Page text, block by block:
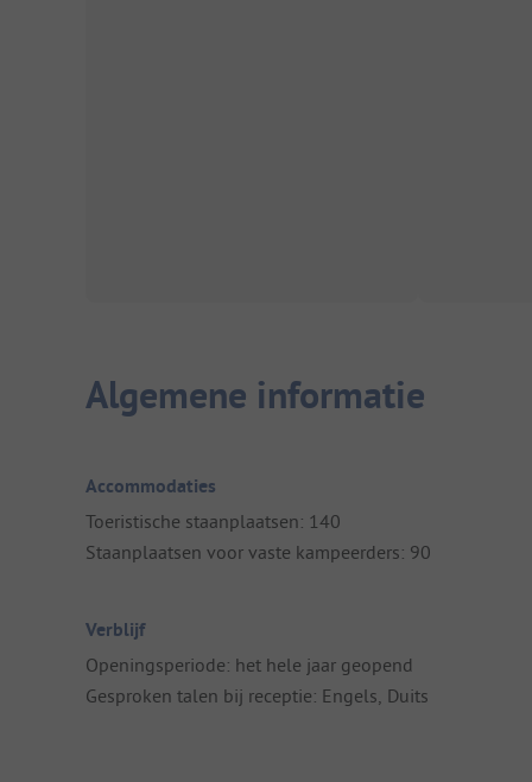
Algemene informatie
Accommodaties
Toeristische staanplaatsen: 140
Staanplaatsen voor vaste kampeerders: 90
Verblijf
Openingsperiode: het hele jaar geopend
Gesproken talen bij receptie: Engels, Duits